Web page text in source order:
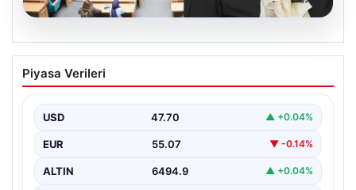
Üsküdar Belediyesi’nde başkanvekili
Sibel Tan Çetinkaya oldu
Piyasa Verileri
USD 47.70 ▲ +0.04%
EUR 55.07 ▼ -0.14%
ALTIN 6494.9 ▲ +0.04%